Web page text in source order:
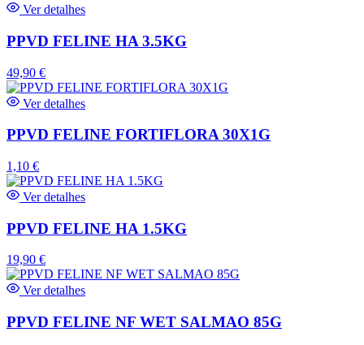
Ver detalhes
PPVD FELINE HA 3.5KG
49,90 €
Ver detalhes
PPVD FELINE FORTIFLORA 30X1G
1,10 €
Ver detalhes
PPVD FELINE HA 1.5KG
19,90 €
Ver detalhes
PPVD FELINE NF WET SALMAO 85G